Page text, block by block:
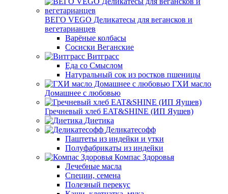
ВЕГО VEGO Деликатесы для вегансков и
вегетарианцев
Варёные колбасы
Сосиски Веганские
Витграсс
Еда со Смыслом
Натуральный сок из ростков пшеницы
ГХИ масло
Домашнее с любовью
Гречневый хлеб EAT&SHINE (ИП Яушев)
Диетика
Деликатесофф
Паштеты из индейки и утки
Полуфабрикаты из индейки
Компас Здоровья
Лечебные масла
Специи, семена
Полезный перекус